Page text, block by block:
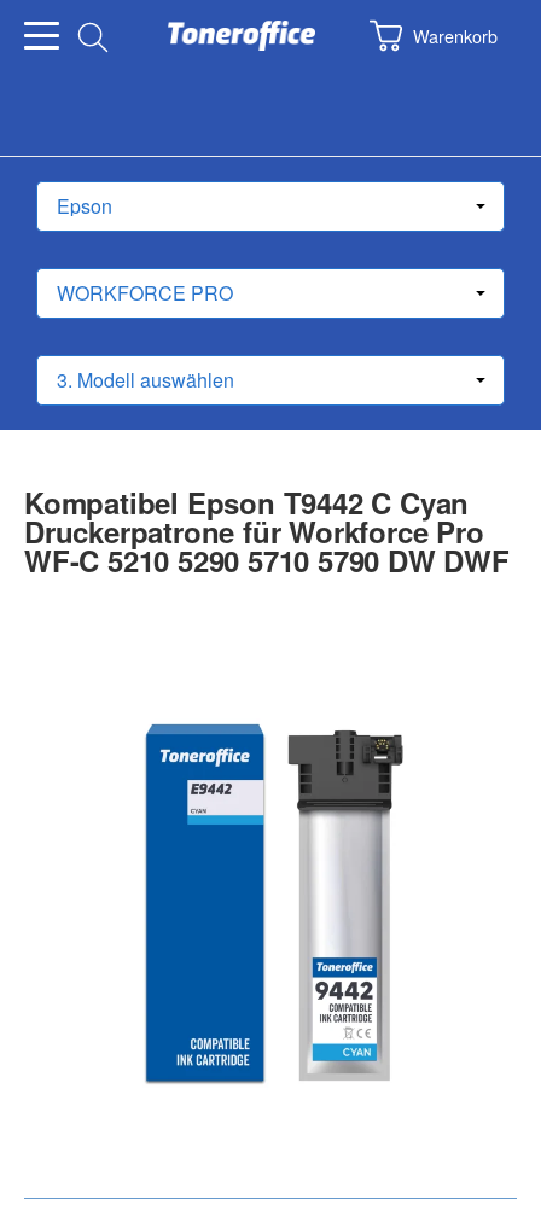
Warenkorb
Kompatibel Epson T9442 C Cyan
Druckerpatrone für Workforce Pro
WF-C 5210 5290 5710 5790 DW DWF